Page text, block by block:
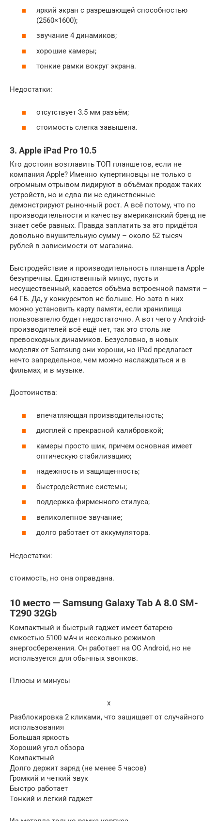
яркий экран с разрешающей способностью
(2560×1600);
звучание 4 динамиков;
хорошие камеры;
тонкие рамки вокруг экрана.
Недостатки:
отсутствует 3.5 мм разъём;
стоимость слегка завышена.
3. Apple iPad Pro 10.5
Кто достоин возглавить ТОП планшетов, если не
компания Apple? Именно купертиновцы не только с
огромным отрывом лидируют в объёмах продаж таких
устройств, но и едва ли не единственные
демонстрируют рыночный рост. А всё потому, что по
производительности и качеству американский бренд не
знает себе равных. Правда заплатить за это придётся
довольно внушительную сумму – около 52 тысяч
рублей в зависимости от магазина.
Быстродействие и производительность планшета Apple
безупречны. Единственный минус, пусть и
несущественный, касается объёма встроенной памяти –
64 ГБ. Да, у конкурентов не больше. Но зато в них
можно установить карту памяти, если хранилища
пользователю будет недостаточно. А вот чего у Android-
производителей всё ещё нет, так это столь же
превосходных динамиков. Безусловно, в новых
моделях от Samsung они хороши, но iPad предлагает
нечто запредельное, чем можно наслаждаться и в
фильмах, и в музыке.
Достоинства:
впечатляющая производительность;
дисплей с прекрасной калибровкой;
камеры просто шик, причем основная имеет
оптическую стабилизацию;
надежность и защищенность;
быстродействие системы;
поддержка фирменного стилуса;
великолепное звучание;
долго работает от аккумулятора.
Недостатки:
стоимость, но она оправдана.
10 место — Samsung Galaxy Tab A 8.0 SM-
T290 32Gb
Компактный и быстрый гаджет имеет батарею
емкостью 5100 мАч и несколько режимов
энергосбережения. Он работает на ОС Android, но не
используется для обычных звонков.
Плюсы и минусы
x
Разблокировка 2 кликами, что защищает от случайного
использования
Большая яркость
Хороший угол обзора
Компактный
Долго держит заряд (не менее 5 часов)
Громкий и четкий звук
Быстро работает
Тонкий и легкий гаджет